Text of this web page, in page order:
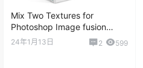
Mix Two Textures for
Photoshop Image fusion
plugin
24年1月13日 2 599